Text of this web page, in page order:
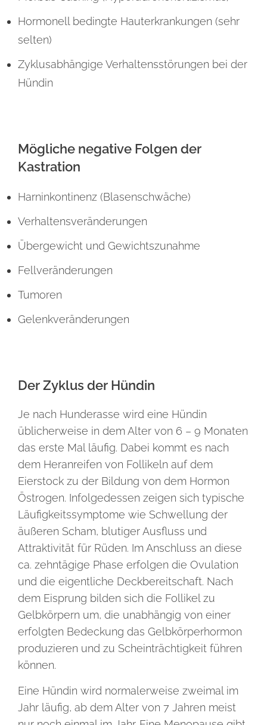
Hormonell bedingte Hauterkrankungen (sehr
selten)
Zyklusabhängige Verhaltensstörungen bei der
Hündin
Mögliche negative Folgen der
Kastration
Harninkontinenz (Blasenschwäche)
Verhaltensveränderungen
Übergewicht und Gewichtszunahme
Fellveränderungen
Tumoren
Gelenkveränderungen
Der Zyklus der Hündin
Je nach Hunderasse wird eine Hündin
üblicherweise in dem Alter von 6 – 9 Monaten
das erste Mal läufig. Dabei kommt es nach
dem Heranreifen von Follikeln auf dem
Eierstock zu der Bildung von dem Hormon
Östrogen. Infolgedessen zeigen sich typische
Läufigkeitssymptome wie Schwellung der
äußeren Scham, blutiger Ausfluss und
Attraktivität für Rüden. Im Anschluss an diese
ca. zehntägige Phase erfolgen die Ovulation
und die eigentliche Deckbereitschaft. Nach
dem Eisprung bilden sich die Follikel zu
Gelbkörpern um, die unabhängig von einer
erfolgten Bedeckung das Gelbkörperhormon
produzieren und zu Scheinträchtigkeit führen
können.
Eine Hündin wird normalerweise zweimal im
Jahr läufig, ab dem Alter von 7 Jahren meist